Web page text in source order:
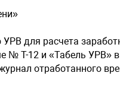
для расчета
№ Т-12 и «Табель УРВ»
отработанного